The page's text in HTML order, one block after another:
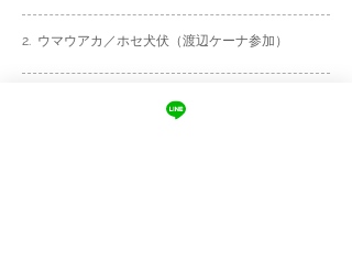
2. ウマウアカ／ホセ犬伏（渡辺ケーナ参加）
3. 月夜／ホセ犬伏（ギターソロ）